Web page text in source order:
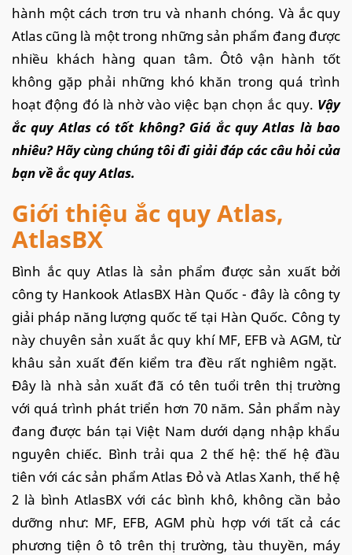
hành một cách trơn tru và nhanh chóng. Và ắc quy
Atlas cũng là một trong những sản phẩm đang được
nhiều khách hàng quan tâm. Ôtô vận hành tốt
không gặp phải những khó khăn trong quá trình
hoạt động đó là nhờ vào việc bạn chọn ắc quy. Vậy
ắc quy Atlas có tốt không? Giá ắc quy Atlas là bao
nhiêu? Hãy cùng chúng tôi đi giải đáp các câu hỏi của
bạn về ắc quy Atlas.
Giới thiệu ắc quy Atlas,
AtlasBX
Bình ắc quy Atlas là sản phẩm được sản xuất bởi
công ty Hankook AtlasBX Hàn Quốc - đây là công ty
giải pháp năng lượng quốc tế tại Hàn Quốc. Công ty
này chuyên sản xuất ắc quy khí MF, EFB và AGM, từ
khâu sản xuất đến kiểm tra đều rất nghiêm ngặt.
Đây là nhà sản xuất đã có tên tuổi trên thị trường
với quá trình phát triển hơn 70 năm. Sản phẩm này
đang được bán tại Việt Nam dưới dạng nhập khẩu
nguyên chiếc. Bình trải qua 2 thế hệ: thế hệ đầu
tiên với các sản phẩm Atlas Đỏ và Atlas Xanh, thế hệ
2 là bình AtlasBX với các bình khô, không cần bảo
dưỡng như: MF, EFB, AGM phù hợp với tất cả các
phương tiện ô tô trên thị trường, tàu thuyền, máy